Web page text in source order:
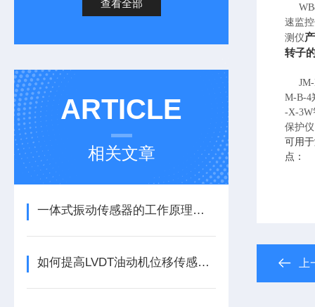
查看全部
ARTICLE
相关文章
一体式振动传感器的工作原理是什么？
如何提高LVDT油动机位移传感器的精度？
速监
测仪
转子
JM-
M-B-4
-X-3W
保护
可用
点：